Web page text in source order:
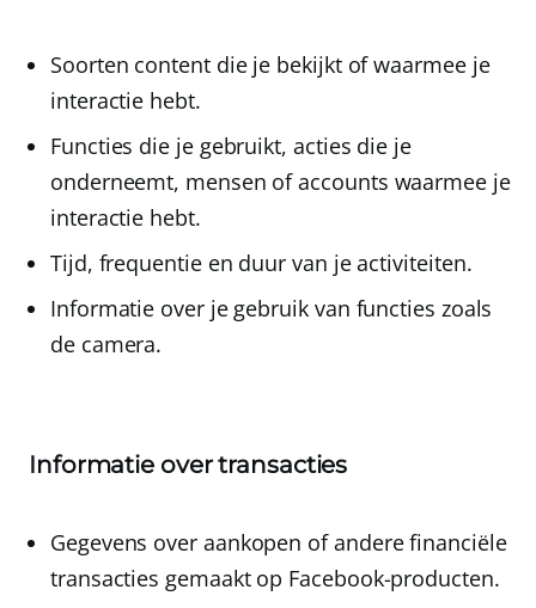
Soorten contentdie je bekijkt of waarmee je
interactie hebt.
Functies die je gebruikt, acties die je
onderneemt, mensen of accounts waarmee je
interactie hebt.
Tijd, frequentieen duur van je activiteiten.
Informatie over je gebruik van functies zoals
de camera.
Informatie over transacties
Gegevens over aankopen of andere financiële
transacties gemaakt op Facebook-producten.